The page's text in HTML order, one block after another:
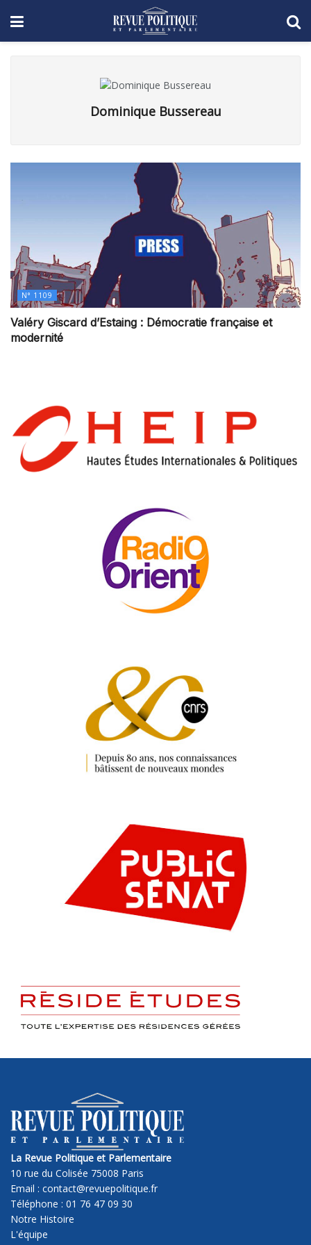
Dominique Bussereau
N° 1109
Valéry Giscard d’Estaing : Démocratie française et
modernité
La Revue Politique et Parlementaire
10 rue du Colisée 75008 Paris
Email : contact@revuepolitique.fr
Téléphone : 01 76 47 09 30
Notre Histoire
L'équipe